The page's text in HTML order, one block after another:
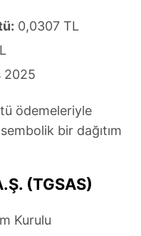
0,0307 TL
2025
ödemeleriyle
bir dağıtım
(TGSAS)
Kurulu